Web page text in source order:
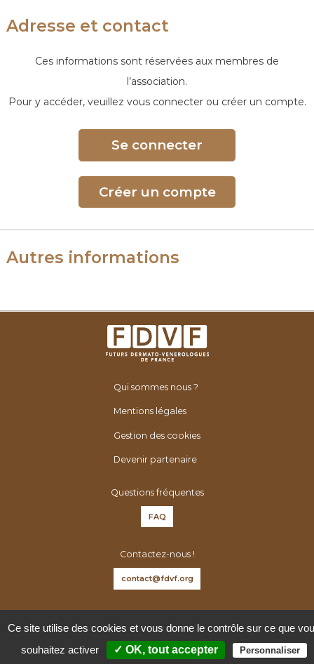
Adresse et contact
Ces informations sont réservées aux membres de
l’association.
Pour y accéder, veuillez vous connecter ou créer un compte.
Se connecter
Créer un compte
Autres informations
Qui sommes nous ?
Mentions légales
Gestion des cookies
Devenir partenaire
Questions fréquentes
FAQ
Contactez-nous !
contact@fdvf.org
Ce site utilise des cookies et vous donne le contrôle sur ce que
souhaitez activer
✓ OK, tout accepter Personnaliser